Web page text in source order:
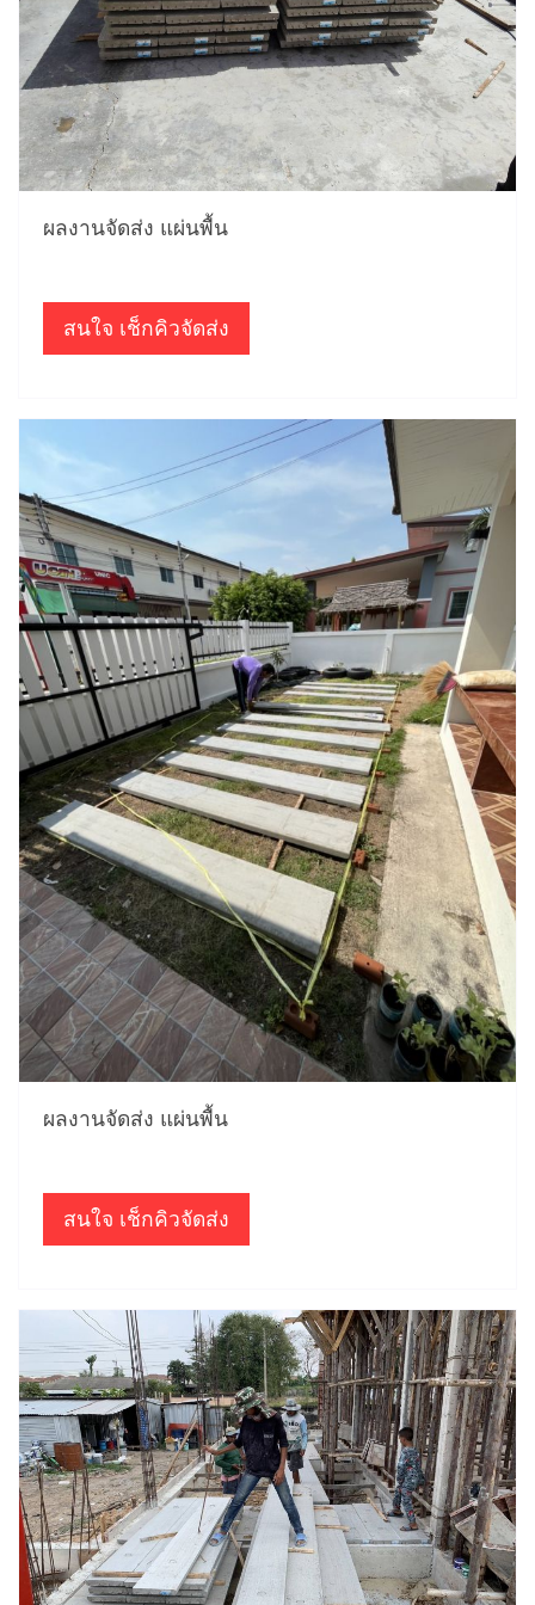
ผลงานจัดส่ง แผ่นพื้น
สนใจ เช็กคิวจัดส่ง
ผลงานจัดส่ง แผ่นพื้น
สนใจ เช็กคิวจัดส่ง